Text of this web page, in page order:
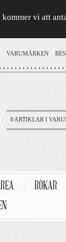
vi att
VARUMÄRKEN
0 ARTIKLAR I
RÖKAR